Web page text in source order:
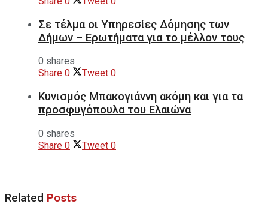
Σε τέλμα οι Υπηρεσίες Δόμησης των
Δήμων – Ερωτήματα για το μέλλον τους
0 shares
Share 0 Tweet 0
Κυνισμός Μπακογιάννη ακόμη και για τα
προσφυγόπουλα του Ελαιώνα
0 shares
Share 0 Tweet 0
Related Posts